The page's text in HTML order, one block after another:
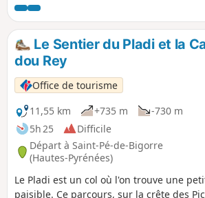
visibles à l’œil nu, si ce n'est les bauges à
pointages des fouilles paléontologiques.
volume de cette grotte, étonnant et rare
son emplacement dans cette toujours
Très-Croutz.
Le Sentier du Pladi et la
dou Rey
Office de tourisme
11,55 km
+735 m
-730 m
5h 25
Difficile
Départ à Saint-Pé-de-Bigorre
(Hautes-Pyrénées)
Le Pladi est un col où l'on trouve une
paisible. Ce parcours, sur la crête des